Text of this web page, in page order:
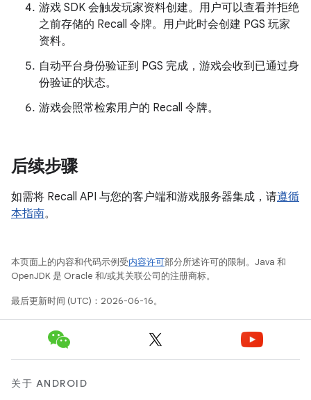
游戏 SDK 会触发玩家资料创建。用户可以查看并拒绝
之前存储的 Recall 令牌。用户此时会创建 PGS 玩家
资料。
自动平台身份验证到 PGS 完成，游戏会收到已通过身
份验证的状态。
游戏会照常检索用户的 Recall 令牌。
后续步骤
如需将 Recall API 与您的客户端和游戏服务器集成，请遵循
本指南。
本页面上的内容和代码示例受内容许可部分所述许可的限制。Java 和
OpenJDK 是 Oracle 和/或其关联公司的注册商标。
最后更新时间 (UTC)：2026-06-16。
关于 ANDROID